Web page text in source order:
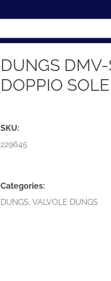
DUNGS
DOPPIO
SKU:
229645
Categories:
DUNGS,VALVOLE DUNGS